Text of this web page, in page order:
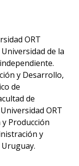
ORT
de la
y Desarrollo,
de
de
ORT
Producción
y
Uruguay.